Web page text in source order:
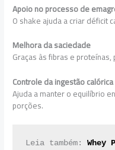
Apoio no processo de
O shake ajuda a criar déficit
Melhora da saciedade
Graças às fibras e
Controle da ingestão calórica
Ajuda a manter o equilíbrio
porções.
Leia também: Whey